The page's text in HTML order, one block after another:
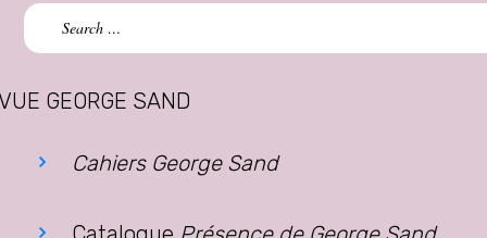
Search
for:
GEORGE SAND
Cahiers George Sand